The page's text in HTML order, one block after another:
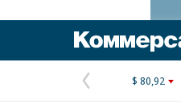
Предыдущая
$ 80,92